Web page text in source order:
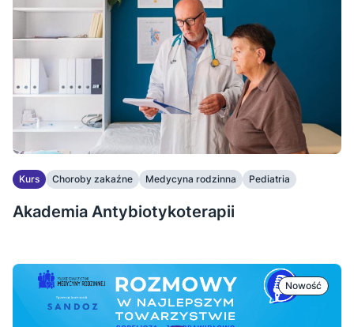
Kurs Choroby zakaźne Medycyna rodzinna Pediatria
Akademia Antybiotykoterapii
Nowość